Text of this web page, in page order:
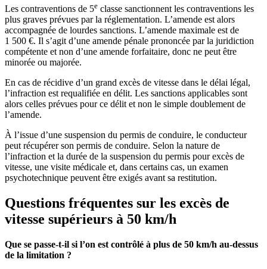
Les contraventions de 5e classe sanctionnent les contraventions les
plus graves prévues par la réglementation. L’amende est alors
accompagnée de lourdes sanctions. L’amende maximale est de
1 500 €. Il s’agit d’une amende pénale prononcée par la juridiction
compétente et non d’une amende forfaitaire, donc ne peut être
minorée ou majorée.
En cas de récidive d’un grand excès de vitesse dans le délai légal,
l’infraction est requalifiée en délit. Les sanctions applicables sont
alors celles prévues pour ce délit et non le simple doublement de
l’amende.
À l’issue d’une suspension du permis de conduire, le conducteur
peut récupérer son permis de conduire. Selon la nature de
l’infraction et la durée de la suspension du permis pour excès de
vitesse, une visite médicale et, dans certains cas, un examen
psychotechnique peuvent être exigés avant sa restitution.
Questions fréquentes sur les excès de
vitesse supérieurs à 50 km/h
Que se passe-t-il si l’on est contrôlé à plus de 50 km/h au-dessus
de la limitation ?